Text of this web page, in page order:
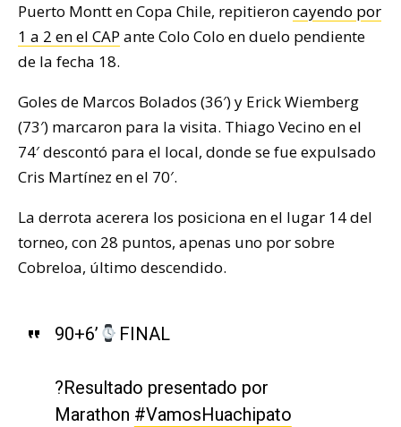
Puerto Montt en Copa Chile, repitieroncayendo por
1 a 2 en el CAP ante Colo Colo en duelo pendiente
de la fecha 18.
Goles de Marcos Bolados (36′) y Erick Wiemberg
(73′) marcaron para la visita. Thiago Vecino en el
74′ descontó para el local, donde se fue expulsado
Cris Martínez en el 70′.
La derrota acerera los posiciona en el lugar 14 del
torneo, con 28 puntos, apenas uno por sobre
Cobreloa, último descendido.
90+6’ FINAL
?Resultado presentado por
Marathon #VamosHuachipato